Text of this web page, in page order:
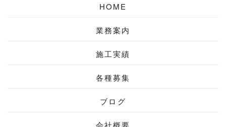
HOME
業務案内
施工実績
各種募集
ブログ
会社概要